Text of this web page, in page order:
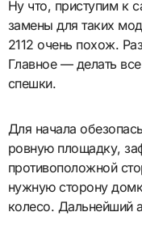
Ну что, приступим к
замены для таких
2112 очень похож.
Главное — делать
спешки.
Для начала
ровную площадку,
противоположной
нужную сторону
колесо. Дальнейший